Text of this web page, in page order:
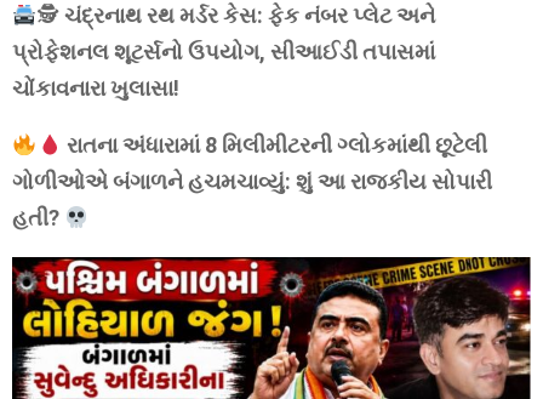
🕵 ચંદ્રનાથ રથ મર્ડર કેસ: ફેક નંબર પ્લેટ અને
પ્રોફેશનલ શૂટર્સનો ઉપયોગ, સીઆઈડી તપાસમાં
ચોંકાવનારા ખુલાસા!
રાતના અંધારામાં 8 મિલીમીટરની ગ્લોકમાંથી છૂટેલી
ગોળીઓએ બંગાળને હચમચાવ્યું: શું આ રાજકીય સોપારી
હતી?